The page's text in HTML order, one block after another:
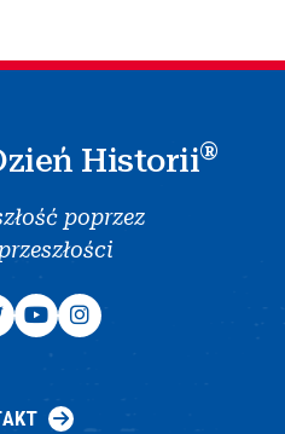
Historii®
poprzez